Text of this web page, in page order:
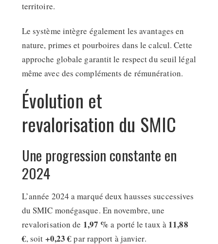
territoire.
Le système intègre également les avantages en
nature, primes et pourboires dans le calcul. Cette
approche globale garantit le respect du seuil légal
même avec des compléments de rémunération.
Évolution et
revalorisation du SMIC
Une progression constante en
2024
L’année 2024 a marqué deux hausses successives
du SMIC monégasque. En novembre, une
revalorisation de 1,97 % a porté le taux à 11,88
€, soit +0,23 €par rapport à janvier.